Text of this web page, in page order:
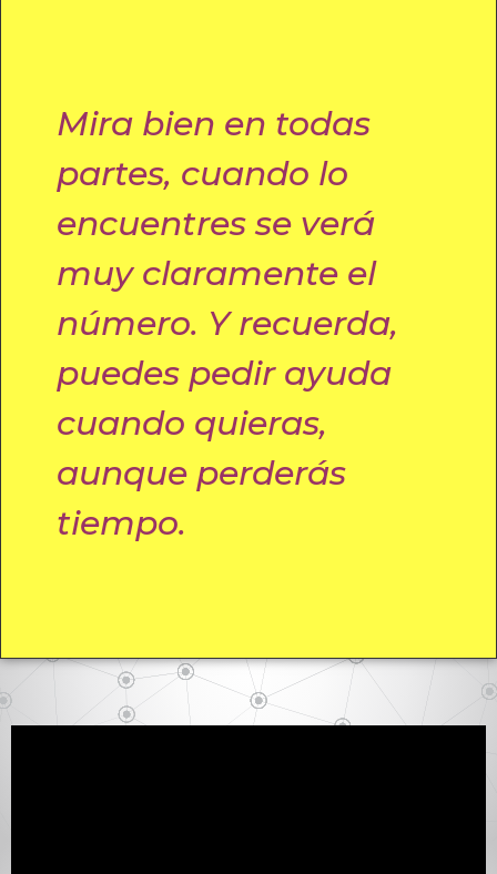
Mira bien en todas
partes, cuando lo
encuentres se verá
muy claramente el
número. Y recuerda,
puedes pedir ayuda
cuando quieras,
aunque perderás
tiempo.